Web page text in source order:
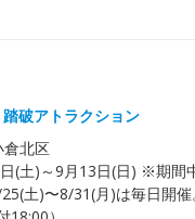
破アトラクション
倉北区
(土)～9月13日(日) ※期間
土)〜8/31(月)は毎日開